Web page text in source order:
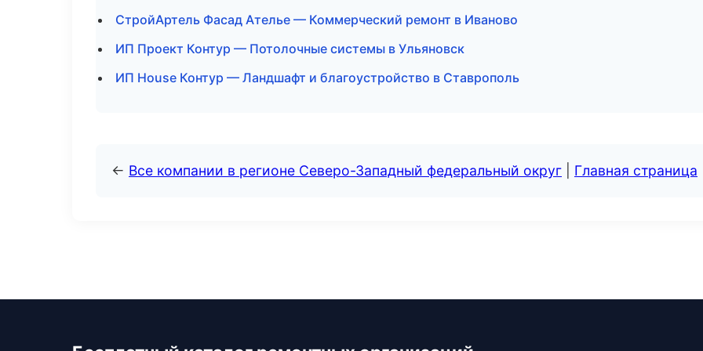
СтройАртель Фасад Ателье — Коммерческий ремонт в Иваново
ИП Проект Контур — Потолочные системы в Ульяновск
ИП House Контур — Ландшафт и благоустройство в Ставрополь
← Все компании в регионе Северо-Западный федеральный округ Главная страница